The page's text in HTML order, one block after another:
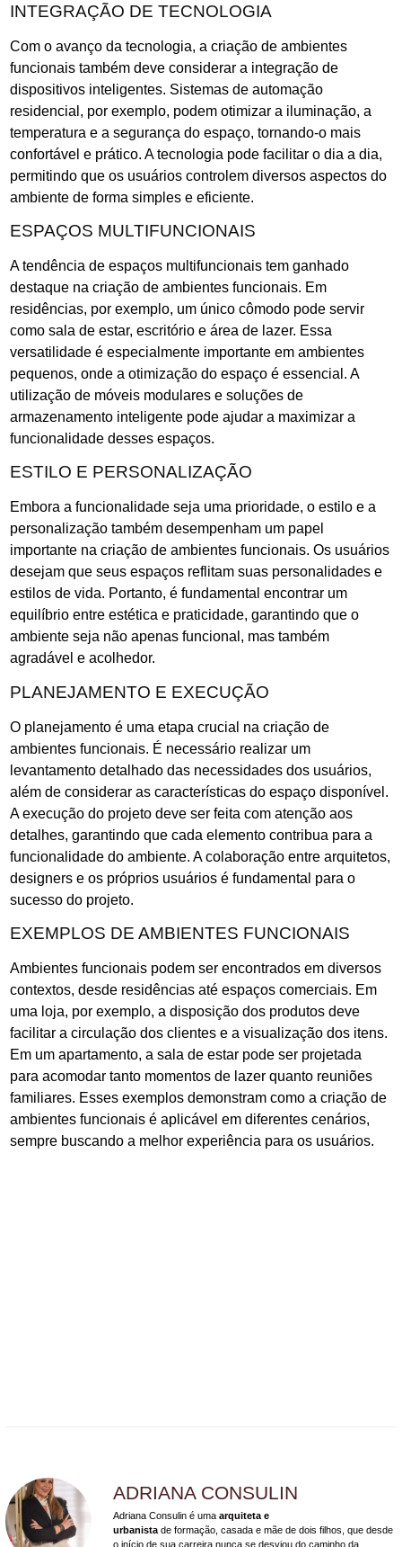
INTEGRAÇÃO DE TECNOLOGIA
Com o avanço da tecnologia, a criação de ambientes
funcionais também deve considerar a integração de
dispositivos inteligentes. Sistemas de automação
residencial, por exemplo, podem otimizar a iluminação, a
temperatura e a segurança do espaço, tornando-o mais
confortável e prático. A tecnologia pode facilitar o dia a dia,
permitindo que os usuários controlem diversos aspectos do
ambiente de forma simples e eficiente.
ESPAÇOS MULTIFUNCIONAIS
A tendência de espaços multifuncionais tem ganhado
destaque na criação de ambientes funcionais. Em
residências, por exemplo, um único cômodo pode servir
como sala de estar, escritório e área de lazer. Essa
versatilidade é especialmente importante em ambientes
pequenos, onde a otimização do espaço é essencial. A
utilização de móveis modulares e soluções de
armazenamento inteligente pode ajudar a maximizar a
funcionalidade desses espaços.
ESTILO E PERSONALIZAÇÃO
Embora a funcionalidade seja uma prioridade, o estilo e a
personalização também desempenham um papel
importante na criação de ambientes funcionais. Os usuários
desejam que seus espaços reflitam suas personalidades e
estilos de vida. Portanto, é fundamental encontrar um
equilíbrio entre estética e praticidade, garantindo que o
ambiente seja não apenas funcional, mas também
agradável e acolhedor.
PLANEJAMENTO E EXECUÇÃO
O planejamento é uma etapa crucial na criação de
ambientes funcionais. É necessário realizar um
levantamento detalhado das necessidades dos usuários,
além de considerar as características do espaço disponível.
A execução do projeto deve ser feita com atenção aos
detalhes, garantindo que cada elemento contribua para a
funcionalidade do ambiente. A colaboração entre arquitetos,
designers e os próprios usuários é fundamental para o
sucesso do projeto.
EXEMPLOS DE AMBIENTES FUNCIONAIS
Ambientes funcionais podem ser encontrados em diversos
contextos, desde residências até espaços comerciais. Em
uma loja, por exemplo, a disposição dos produtos deve
facilitar a circulação dos clientes e a visualização dos itens.
Em um apartamento, a sala de estar pode ser projetada
para acomodar tanto momentos de lazer quanto reuniões
familiares. Esses exemplos demonstram como a criação de
ambientes funcionais é aplicável em diferentes cenários,
sempre buscando a melhor experiência para os usuários.
ADRIANA CONSULIN
Adriana Consulin é uma arquiteta e
urbanista de formação, casada e mãe de dois filhos, que desde
o início de sua carreira nunca se desviou do caminho da